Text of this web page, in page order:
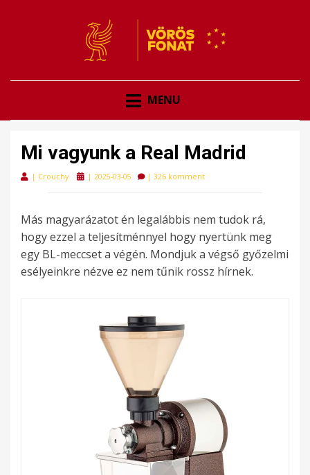
VÖRÖS FONAT
MENU
Mi vagyunk a Real Madrid
| Crouchy
Posted
| 2025-03-05 | 326 komment
Más magyarázatot én legalábbis nem tudok rá,
hogy ezzel a teljesítménnyel hogy nyertünk meg
egy BL-meccset a végén. Mondjuk a végső győzelmi
esélyeinkre nézve ez nem tűnik rossz hírnek.